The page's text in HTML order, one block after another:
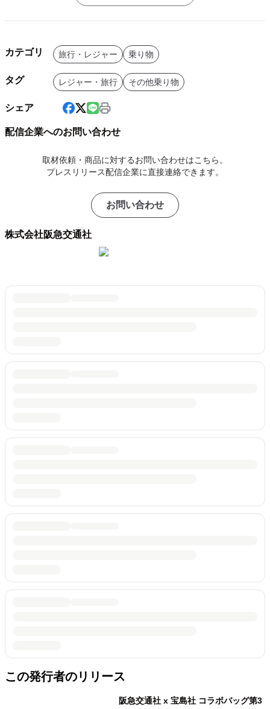
カテゴリ 旅行・レジャー 乗り物
タグ レジャー・旅行 その他乗り物
シェア
配信企業へのお問い合わせ
取材依頼・商品に対するお問い合わせはこちら。
プレスリリース配信企業に直接連絡できます。
お問い合わせ
株式会社阪急交通社
この発行者のリリース
阪急交通社 x 宝島社 コラボバッグ第3